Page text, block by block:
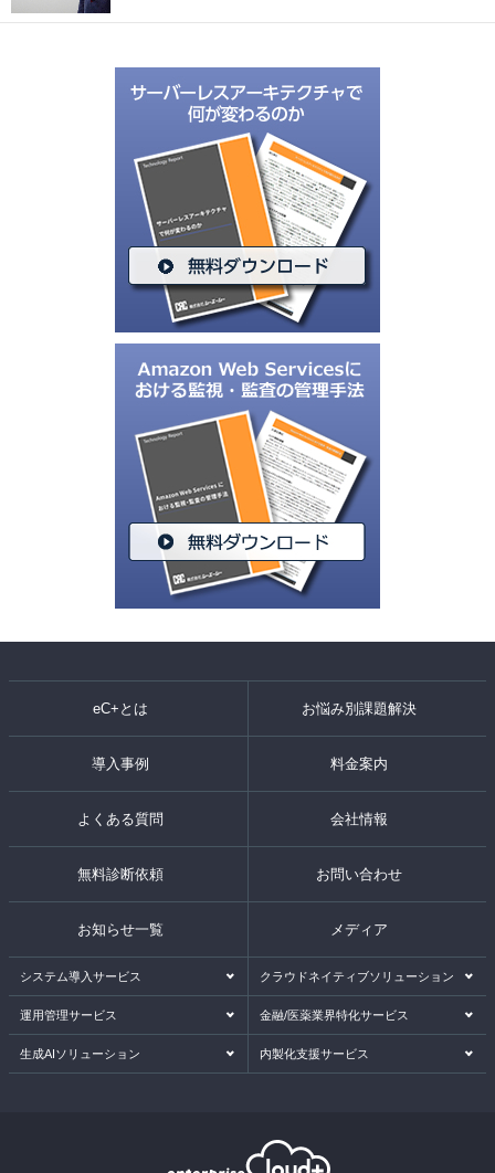
eC+とは お悩み別課題解決
導入事例 料金案内
よくある質問 会社情報
無料診断依頼 お問い合わせ
お知らせ一覧 メディア
システム導入サービス
運用管理サービス
生成AIソリューション
クラウドネイティブソリューション
金融/医薬業界特化サービス
内製化支援サービス